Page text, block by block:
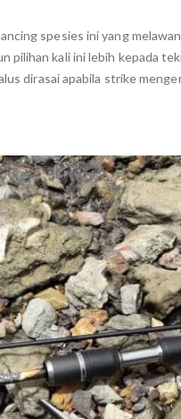
spesies ini yang
pilihan kali ini lebih kepada
dirasai apabila strike